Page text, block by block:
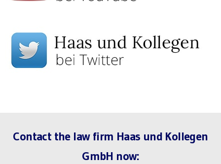
Contact the law firm Haas und Kollegen
GmbH now: